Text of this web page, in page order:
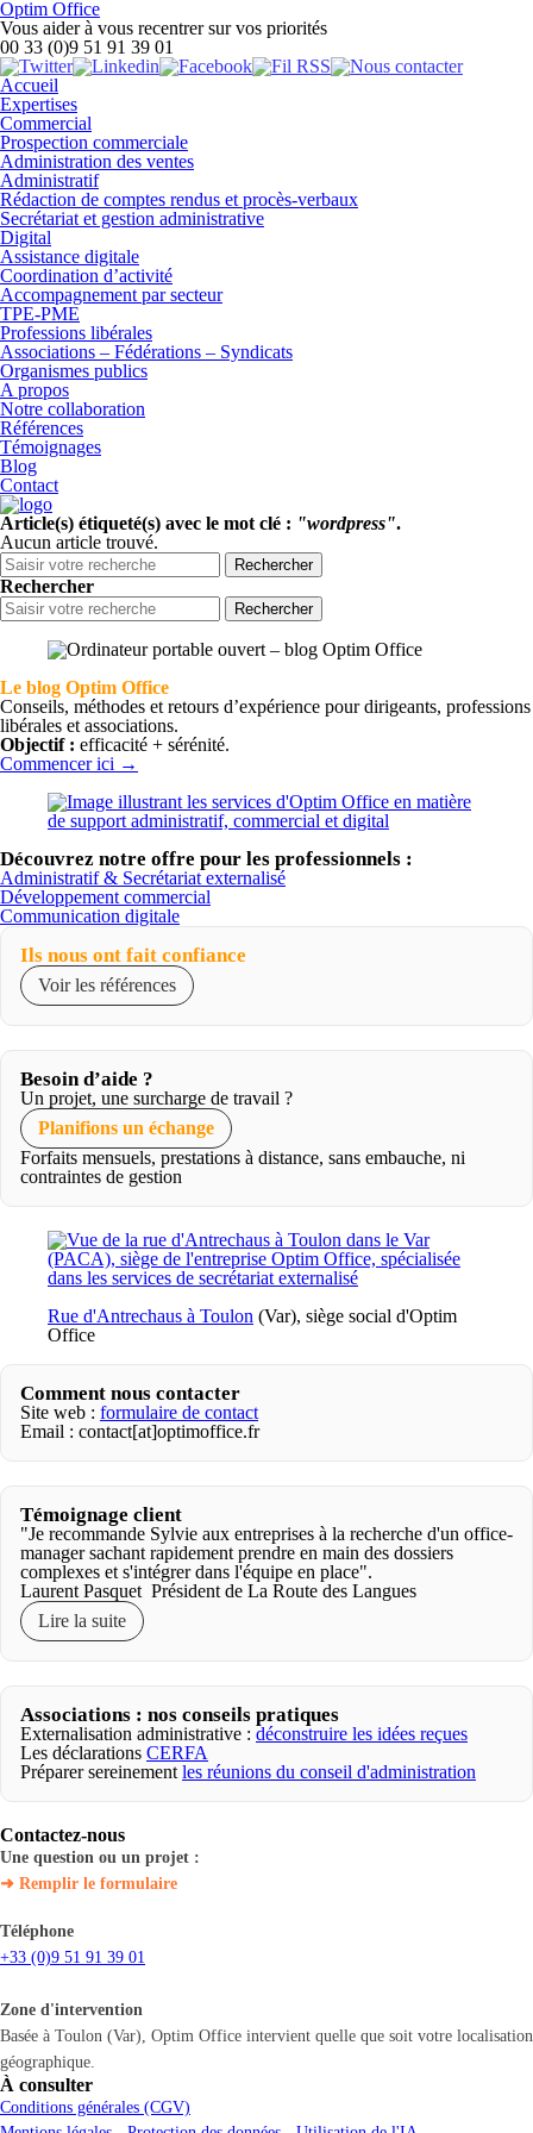
Optim Office
Vous aider à vous recentrer sur vos priorités
00 33 (0)9 51 91 39 01
Accueil
Expertises
Commercial
Prospection commerciale
Administration des ventes
Administratif
Rédaction de comptes rendus et procès-verbaux
Secrétariat et gestion administrative
Digital
Assistance digitale
Coordination d’activité
Accompagnement par secteur
TPE-PME
Professions libérales
Associations – Fédérations – Syndicats
Organismes publics
A propos
Notre collaboration
Références
Témoignages
Blog
Contact
Article(s) étiqueté(s) avec le mot clé : "wordpress".
Aucun article trouvé.
Rechercher
pour
:
Rechercher
Rechercher
pour
Le blog Optim Office
Conseils, méthodes et retours d’expérience pour dirigeants, professions
libérales et associations.
Objectif : efficacité + sérénité.
Commencer ici →
Découvrez notre offre pour les professionnels :
Administratif & Secrétariat externalisé
Développement commercial
Communication digitale
Ils nous ont fait confiance
Voir les références
Besoin d’aide ?
Un projet, une surcharge de travail ?
Planifions un échange
Forfaits mensuels, prestations à distance, sans embauche, ni
contraintes de gestion
Rue d'Antrechaus à Toulon (Var), siège social d'Optim
Office
Comment nous contacter
Site web : formulaire de contact
Email : contact[at]optimoffice.fr
Témoignage client
"Je recommande Sylvie aux entreprises à la recherche d'un office-
manager sachant rapidement prendre en main des dossiers
complexes et s'intégrer dans l'équipe en place".
Laurent Pasquet Président de La Route des Langues
Lire la suite
Associations : nos conseils pratiques
Externalisation administrative : déconstruire les idées reçues
Les déclarations CERFA
Préparer sereinement les réunions du conseil d'administration
Contactez-nous
Une question ou un projet :
➜ Remplir le formulaire
Téléphone
+33 (0)9 51 91 39 01
Zone d'intervention
Basée à Toulon (Var), Optim Office intervient quelle que soit votre localisation
géographique.
À consulter
Conditions générales (CGV)